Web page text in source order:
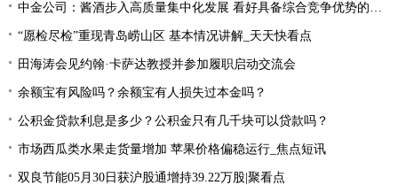
中金公司：酱酒步入高质量集中化发展 看好具备综合竞争优势的龙头公司
“愿检尽检”重现青岛崂山区 基本情况讲解_天天快看点
田海涛会见约翰·卡萨达教授并参加履职启动交流会
余额宝有风险吗？余额宝有人损失过本金吗？
公积金贷款利息是多少？公积金只有几千块可以贷款吗？
市场西瓜类水果走货量增加 苹果价格偏稳运行_焦点短讯
双良节能05月30日获沪股通增持39.22万股|聚看点